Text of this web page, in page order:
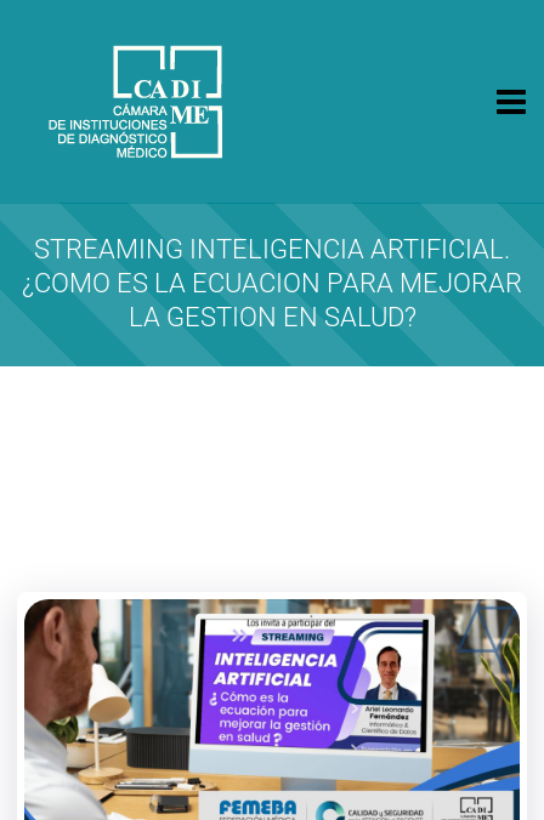
CA.DI.ME.
Cámara de Instituciones de Diagnóstico Médico
STREAMING INTELIGENCIA ARTIFICIAL.
¿COMO ES LA ECUACION PARA MEJORAR
LA GESTION EN SALUD?